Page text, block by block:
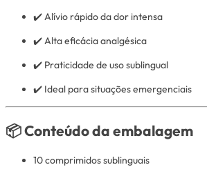
✔️ Alívio rápido da dor intensa
✔️ Alta eficácia analgésica
✔️ Praticidade de uso sublingual
✔️ Ideal para situações emergenciais
📦 Conteúdo da embalagem
10 comprimidos sublinguais